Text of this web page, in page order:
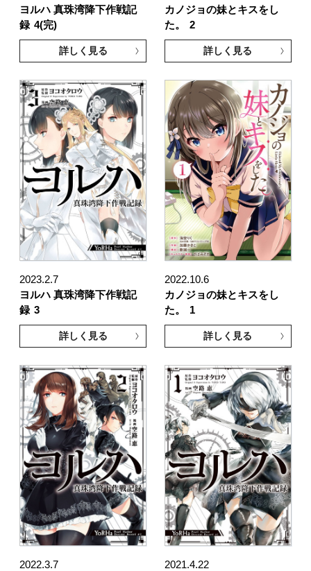
ヨルハ 真珠湾降下作戦記
録 4(完)
詳しく見る
カノジョの妹とキスをし
た。
2
詳しく見る
2023.2.7
ヨルハ 真珠湾降下作戦記
録 3
詳しく見る
2022.10.6
カノジョの妹とキスをし
た。
1
詳しく見る
2022.3.7
2021.4.22